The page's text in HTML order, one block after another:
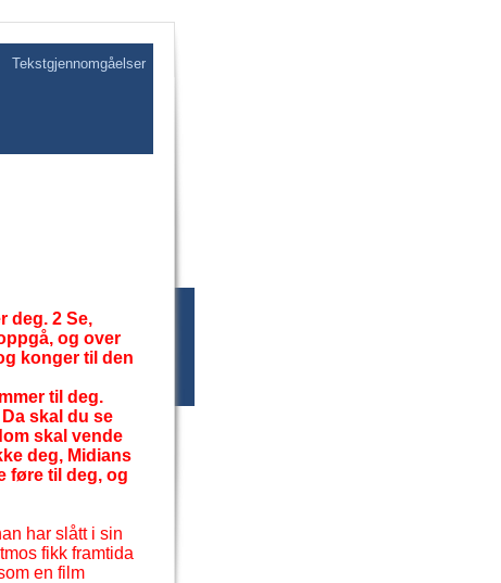
Tekstgjennomgåelser
deg. 2 Se,
og over
konger til den
til deg.
skal du se
skal vende
deg, Midians
føre til deg, og
har slått i sin
fikk framtida
en film